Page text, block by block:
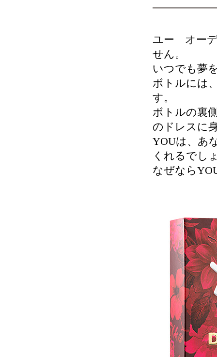
ユー オーデ
せん。
いつでも夢
ボトルには
す。
ボトルの裏
のドレスに
YOUは、あ
くれるでし
なぜなら